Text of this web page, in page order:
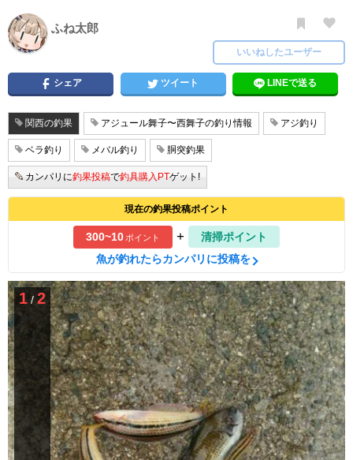
ふね太郎
いいねしたユーザー
シェア ツイート LINEで送る
関西の釣果 アジュール舞子〜西舞子の釣り情報 アジ釣り
ベラ釣り メバル釣り 胴突釣果
カンパリに釣果投稿で釣具購入PTゲット!
現在の釣果投稿ポイント
300~10ポイント +
清掃ポイント
魚が釣れたらカンパリに投稿を
1 / 2